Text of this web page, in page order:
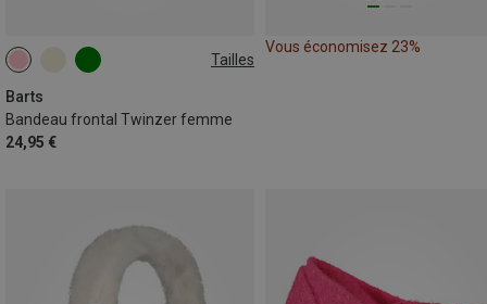
Tailles
Barts
Bandeau frontal Twinzer femme
24,95 €
ONE SIZE
Vous économisez 23%